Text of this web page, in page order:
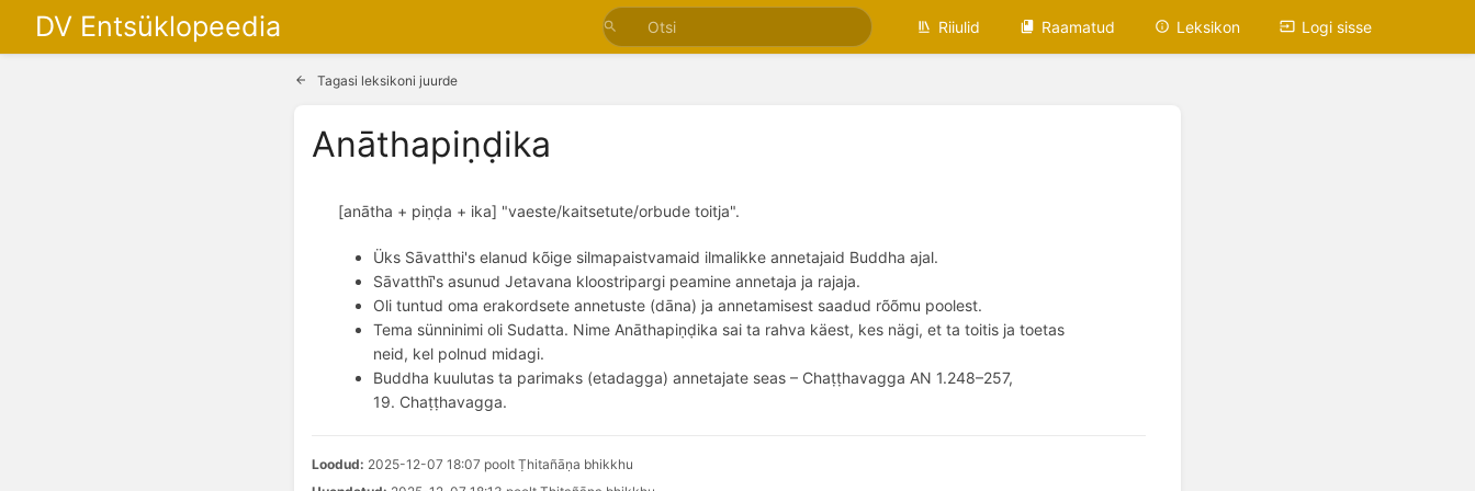
DV Entsüklopeedia Riiulid Raamatud Leksikon Logi sisse
Tagasi leksikoni juurde
Anāthapiṇḍika
[anātha + piṇḍa + ika] "vaeste/kaitsetute/orbude toitja".
Üks Sāvatthi's elanud kõige silmapaistvamaid ilmalikke annetajaid Buddha ajal.
Sāvatthī's asunud Jetavana kloostripargi peamine annetaja ja rajaja.
Oli tuntud oma erakordsete annetuste (dāna) ja annetamisest saadud rõõmu poolest.
Tema sünninimi oli Sudatta. Nime Anāthapiṇḍika sai ta rahva käest, kes nägi, et ta toitis ja toetas
neid, kel polnud midagi.
Buddha kuulutas ta parimaks (etadagga) annetajate seas – Chaṭṭhavagga AN 1.248–257,
19. Chaṭṭhavagga.
Loodud: 2025-12-07 18:07 poolt Ṭhitañāṇa bhikkhu